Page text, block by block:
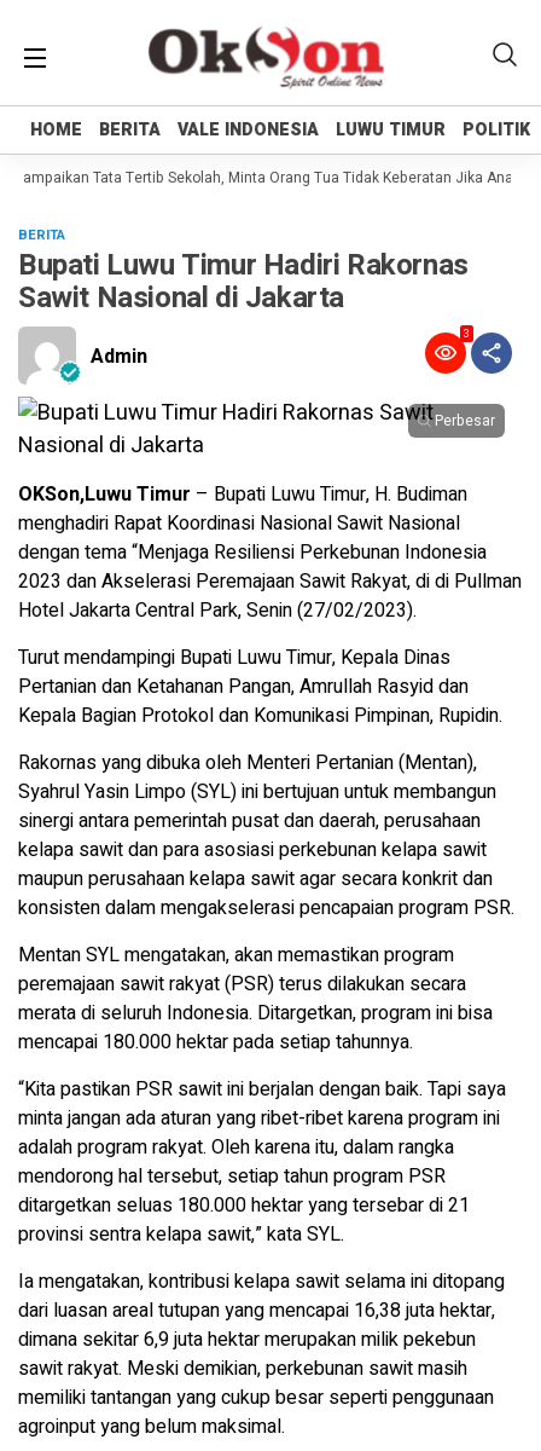
HOME BERITA VALE INDONESIA LUWU TIMUR POLITIK
HOME BERITA VALE INDONESIA LUWU TIMUR POLITIK
Sampaikan Tata Tertib Sekolah, Minta Orang Tua Tidak Keberatan Jika
BERITA
Bupati Luwu Timur Hadiri Rakornas
Sawit Nasional di Jakarta
Admin
3
Perbesar
OKSon,Luwu Timur – Bupati Luwu Timur, H. Budiman
menghadiri Rapat Koordinasi Nasional Sawit Nasional
dengan tema “Menjaga Resiliensi Perkebunan Indonesia
2023 dan Akselerasi Peremajaan Sawit Rakyat, di di Pullman
Hotel Jakarta Central Park, Senin (27/02/2023).
Turut mendampingi Bupati Luwu Timur, Kepala Dinas
Pertanian dan Ketahanan Pangan, Amrullah Rasyid dan
Kepala Bagian Protokol dan Komunikasi Pimpinan, Rupidin.
Rakornas yang dibuka oleh Menteri Pertanian (Mentan),
Syahrul Yasin Limpo (SYL) ini bertujuan untuk membangun
sinergi antara pemerintah pusat dan daerah, perusahaan
kelapa sawit dan para asosiasi perkebunan kelapa sawit
maupun perusahaan kelapa sawit agar secara konkrit dan
konsisten dalam mengakselerasi pencapaian program PSR.
Mentan SYL mengatakan, akan memastikan program
peremajaan sawit rakyat (PSR) terus dilakukan secara
merata di seluruh Indonesia. Ditargetkan, program ini bisa
mencapai 180.000 hektar pada setiap tahunnya.
“Kita pastikan PSR sawit ini berjalan dengan baik. Tapi saya
minta jangan ada aturan yang ribet-ribet karena program ini
adalah program rakyat. Oleh karena itu, dalam rangka
mendorong hal tersebut, setiap tahun program PSR
ditargetkan seluas 180.000 hektar yang tersebar di 21
provinsi sentra kelapa sawit,” kata SYL.
Ia mengatakan, kontribusi kelapa sawit selama ini ditopang
dari luasan areal tutupan yang mencapai 16,38 juta hektar,
dimana sekitar 6,9 juta hektar merupakan milik pekebun
sawit rakyat. Meski demikian, perkebunan sawit masih
memiliki tantangan yang cukup besar seperti penggunaan
agroinput yang belum maksimal.